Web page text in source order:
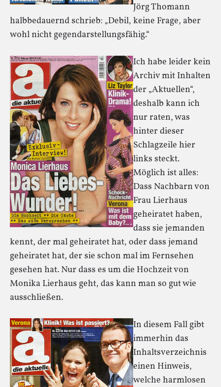
Jörg Thomann
halbbedauernd schrieb: „Debil, keine Frage, aber
wohl nicht gegendarstellungsfähig.“
Ich habe leider kein
Archiv mit Inhalten
der „Aktuellen“,
deshalb kann ich
nur raten, was
hinter dieser
Schlagzeile hier
links steckt.
Möglich ist alles:
Dass Nachbarn von
Frau Lierhaus
geheiratet haben,
dass sie jemanden
kennt, der mal geheiratet hat, oder dass jemand
geheiratet hat, der sie schon mal im Fernsehen
gesehen hat. Nur dass es um die Hochzeit von
Monika Lierhaus geht, das kann man so gut wie
ausschließen.
In diesem Fall gibt
immerhin das
Inhaltsverzeichnis
einen Hinweis,
welche harmlosen